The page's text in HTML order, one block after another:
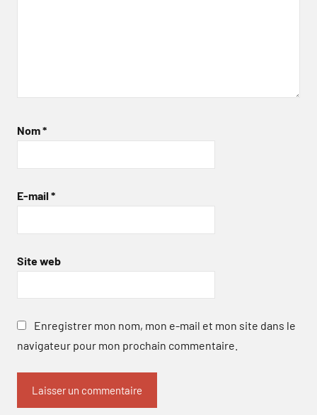
Nom*
E-mail *
Site web
Enregistrer mon nom, mon e-mail et mon site dans le
navigateur pour mon prochain commentaire.